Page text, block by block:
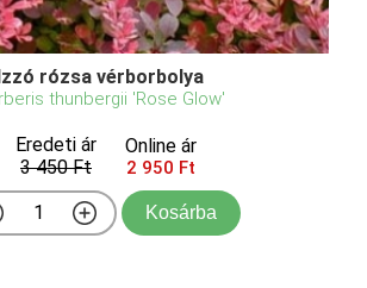
Izzó rózsa vérborbolya
thunbergii 'Rose Glow'
Eredeti ár
3 450 Ft
Online ár
2 950 Ft
Kosárba